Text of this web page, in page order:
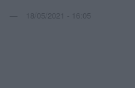
18/05/2021 - 16:05